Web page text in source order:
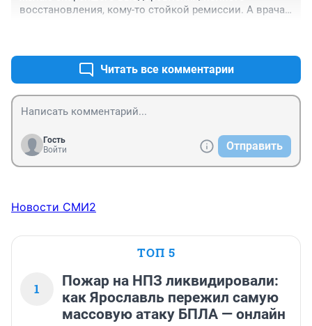
восстановления, кому-то стойкой ремиссии. А врачам
Читать все комментарии
Гость
Войти
Отправить
Новости СМИ2
ТОП 5
1
Пожар на НПЗ ликвидировали:
как Ярославль пережил самую
массовую атаку БПЛА — онлайн